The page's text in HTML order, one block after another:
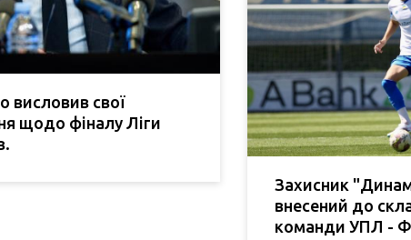
висловив свої
щодо фіналу Ліги
Захисник
внесений до
команди УПЛ -